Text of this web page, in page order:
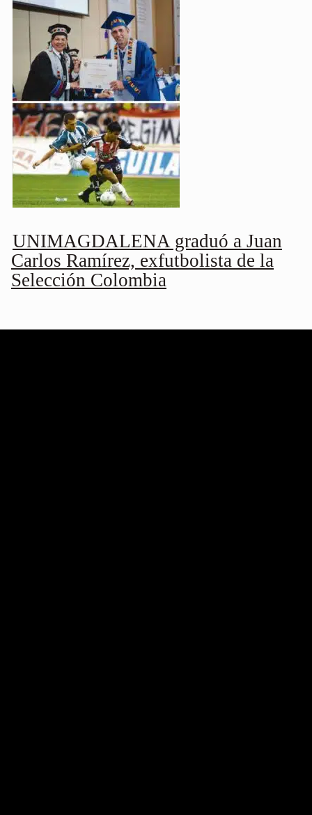
UNIMAGDALENA graduó a Juan
Carlos Ramírez, exfutbolista de la
Selección Colombia